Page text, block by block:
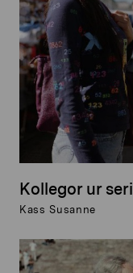
Kollegor ur
Kass Susanne